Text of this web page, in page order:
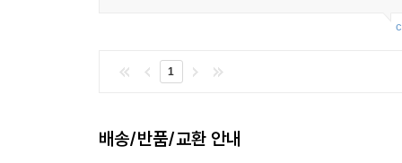
1
배송/반품/교환 안내